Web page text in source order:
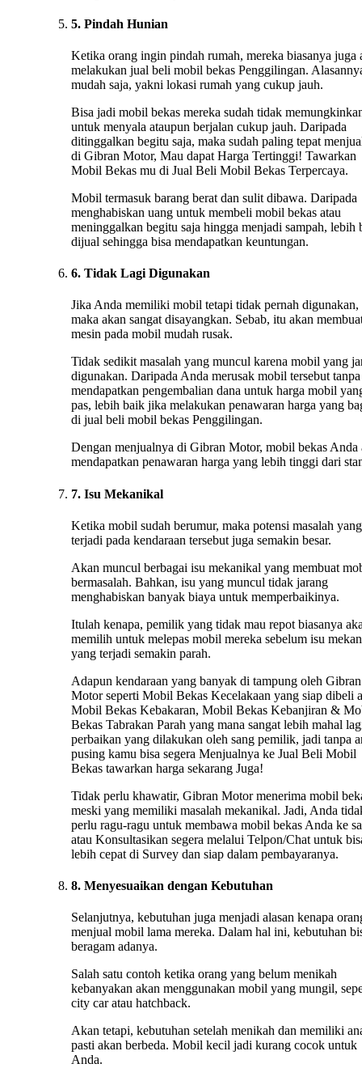
5. Pindah Hunian
Ketika orang ingin pindah rumah, mereka biasanya juga
melakukan jual beli mobil bekas Penggilingan.
mudah saja, yakni lokasi rumah yang cukup jauh.
Bisa jadi mobil bekas mereka sudah tidak
untuk menyala ataupun berjalan cukup jauh. Daripada
ditinggalkan begitu saja, maka sudah paling tepat
di Gibran Motor, Mau dapat Harga Tertinggi! Tawarkan
Mobil Bekas mu di Jual Beli Mobil Bekas Terpercaya.
Mobil termasuk barang berat dan sulit dibawa. Daripada
menghabiskan uang untuk membeli mobil bekas atau
meninggalkan begitu saja hingga menjadi sampah, lebih
dijual sehingga bisa mendapatkan keuntungan.
6. Tidak Lagi Digunakan
Jika Anda memiliki mobil tetapi tidak pernah digunakan,
maka akan sangat disayangkan. Sebab, itu akan
mesin pada mobil mudah rusak.
Tidak sedikit masalah yang muncul karena mobil yang
digunakan. Daripada Anda merusak mobil tersebut tanpa
mendapatkan pengembalian dana untuk harga mobil
pas, lebih baik jika melakukan penawaran harga yang
di jual beli mobil bekas Penggilingan.
Dengan menjualnya di Gibran Motor, mobil bekas Anda
mendapatkan penawaran harga yang lebih tinggi dari
7. Isu Mekanikal
Ketika mobil sudah berumur, maka potensi masalah yang
terjadi pada kendaraan tersebut juga semakin besar.
Akan muncul berbagai isu mekanikal yang membuat
bermasalah. Bahkan, isu yang muncul tidak jarang
menghabiskan banyak biaya untuk memperbaikinya.
Itulah kenapa, pemilik yang tidak mau repot biasanya
memilih untuk melepas mobil mereka sebelum isu
yang terjadi semakin parah.
Adapun kendaraan yang banyak di tampung oleh Gibran
Motor seperti Mobil Bekas Kecelakaan yang siap dibeli
Mobil Bekas Kebakaran, Mobil Bekas Kebanjiran &
Bekas Tabrakan Parah yang mana sangat lebih mahal
perbaikan yang dilakukan oleh sang pemilik, jadi tanpa
pusing kamu bisa segera Menjualnya ke Jual Beli Mobil
Bekas tawarkan harga sekarang Juga!
Tidak perlu khawatir, Gibran Motor menerima mobil
meski yang memiliki masalah mekanikal. Jadi, Anda
perlu ragu-ragu untuk membawa mobil bekas Anda ke
atau Konsultasikan segera melalui Telpon/Chat untuk
lebih cepat di Survey dan siap dalam pembayaranya.
8. Menyesuaikan dengan Kebutuhan
Selanjutnya, kebutuhan juga menjadi alasan kenapa
menjual mobil lama mereka. Dalam hal ini, kebutuhan
beragam adanya.
Salah satu contoh ketika orang yang belum menikah
kebanyakan akan menggunakan mobil yang mungil,
city car atau hatchback.
Akan tetapi, kebutuhan setelah menikah dan memiliki
pasti akan berbeda. Mobil kecil jadi kurang cocok untuk
Anda.